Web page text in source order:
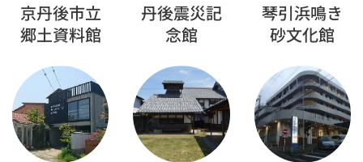
京丹後市立
郷土資料館
丹後震災記
念館
琴引浜鳴き
砂文化館